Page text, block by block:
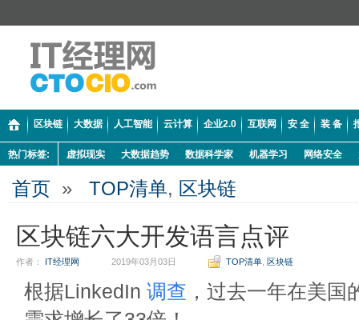
区块链 大数据 人工智能 云计算 企业2.0 互联网 安 全 装 备
热门标签: 虚拟现实 大数据趋势 数据科学家 机器学习 网络安全
首页 » TOP清单, 区块链
区块链六大开发语言点评
作者： IT经理网 2019年03月03日 TOP清单 区块链
根据LinkedIn 调查 ，过去一年在美国